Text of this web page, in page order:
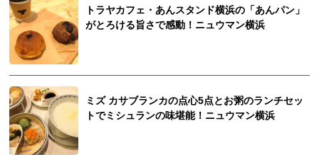
トラヤカフェ・あんスタンド横浜の「あんパン」
がとろける旨さで感動！ニュウマン横浜
ミズ カサブランカの点心5点とお粥のランチセッ
トでミシュランの味堪能！ニュウマン横浜